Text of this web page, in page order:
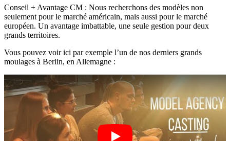
Conseil + Avantage CM : Nous recherchons des modèles non
seulement pour le marché américain, mais aussi pour le marché
européen. Un avantage imbattable, une seule gestion pour deux
grands territoires.
Vous pouvez voir ici par exemple l’un de nos derniers grands
moulages à Berlin, en Allemagne :